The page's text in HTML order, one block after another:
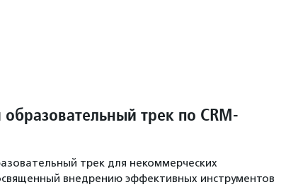
трек по CRM-
трек для некоммерческих
внедрению эффективных инструментов